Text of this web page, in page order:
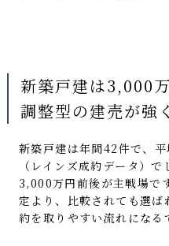
新築戸建は3,000
調整型の建売が強
新築戸建は年間42件で、
（レインズ成約データ）
3,000万円前後が主戦場で
定より、比較されても選
約を取りやすい流れにな